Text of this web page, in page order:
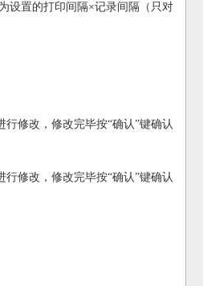
设置的打印间隔×记录间隔（只对
行修改，修改完毕按“确认”键确认
行修改，修改完毕按“确认”键确认